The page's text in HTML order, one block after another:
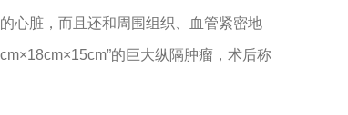
心脏，而且还和周围组织、血管紧密地
的巨大纵隔肿瘤，术后称